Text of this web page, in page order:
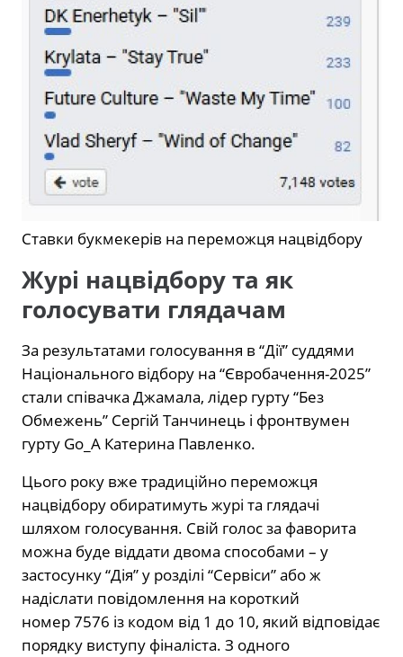
Ставки букмекерів на переможця нацвідбору
Журі нацвідбору та як
голосувати глядачам
За результатами голосування в “Дії” суддями
Національного відбору на “Євробачення-2025”
стали співачка Джамала, лідер гурту “Без
Обмежень” Сергій Танчинець і фронтвумен
гурту Go_A Катерина Павленко.
Цього року вже традиційно переможця
нацвідбору обиратимуть журі та глядачі
шляхом голосування. Свій голос за фаворита
можна буде віддати двома способами – у
застосунку “Дія” у розділі “Сервіси” або ж
надіслати повідомлення на короткий
номер 7576 із кодом від 1 до 10, який відповідає
порядку виступу фіналіста. З одного